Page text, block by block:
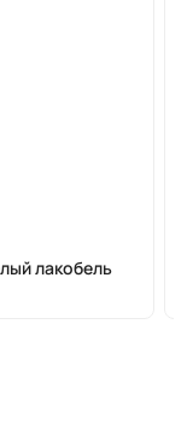
лакобель